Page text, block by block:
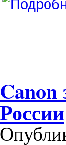
Canon
России